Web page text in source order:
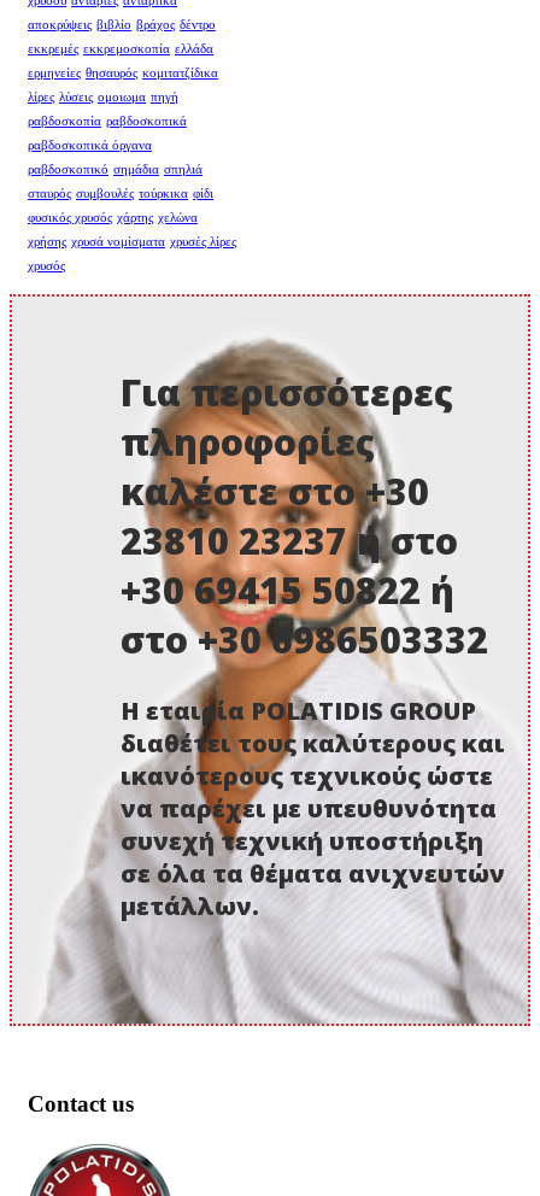
αποκρύψεις βιβλίο βράχος δέντρο
εκκρεμές εκκρεμοσκοπία ελλάδα
ερμηνείες θησαυρός κομιτατζίδικα
λίρες λύσεις ομοιωμα πηγή
ραβδοσκοπία ραβδοσκοπικά
ραβδοσκοπικά όργανα
ραβδοσκοπικό σημάδια σπηλιά
σταυρός συμβουλές τούρκικα φίδι
φυσικός χρυσός χάρτης χελώνα
χρήσης χρυσά νομίσματα χρυσές λίρες
χρυσός
Για περισσότερες
πληροφορίες
καλέστε στο +30
23810 23237 ή στο
+30 69415 50822 ή
στο +30 6986503332
Η εταιρία POLATIDIS GROUP
διαθέτει τους καλύτερους και
ικανότερους τεχνικούς ώστε
να παρέχει με υπευθυνότητα
συνεχή τεχνική υποστήριξη
σε όλα τα θέματα ανιχνευτών
μετάλλων.
Contact us